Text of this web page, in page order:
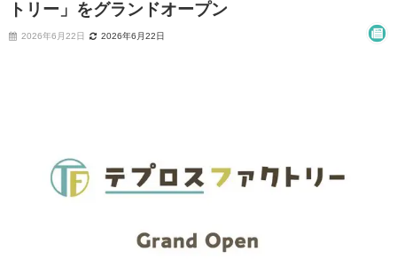
トリー」をグランドオープン
2026年6月22日 2026年6月22日